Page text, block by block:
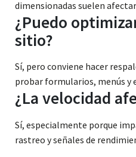
dimensionadas suelen
¿Puedo
sitio?
Sí, pero conviene hacer
probar formularios, menús
¿La velocidad
Sí, especialmente porque
rastreo y señales de